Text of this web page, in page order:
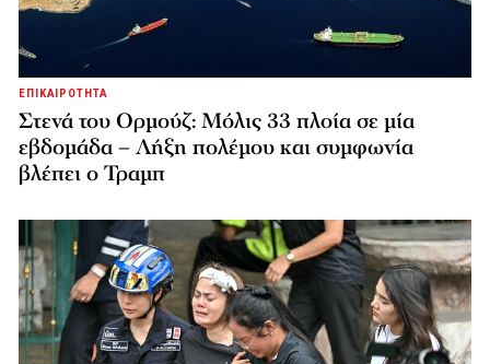
ΕΠΙΚΑΙΡΟΤΗΤΑ
Στενά του Ορμούζ: Μόλις 33 πλοία σε μία
εβδομάδα – Λήξη πολέμου και συμφωνία
βλέπει ο Τραμπ